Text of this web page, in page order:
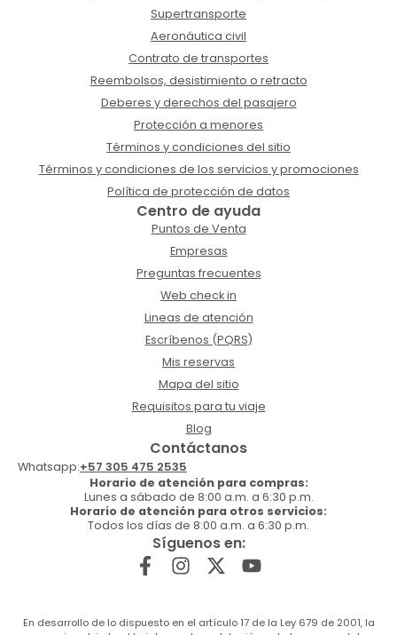
Supertransporte
Aeronáutica civil
Contrato de transportes
Reembolsos, desistimiento o retracto
Deberes y derechos del pasajero
Protección a menores
Términos y condiciones del sitio
Términos y condiciones de los servicios y promociones
Política de protección de datos
Centro de ayuda
Puntos de Venta
Empresas
Preguntas frecuentes
Web check in
Lineas de atención
Escríbenos (PQRS)
Mis reservas
Mapa del sitio
Requisitos para tu viaje
Blog
Contáctanos
Whatsapp:+57 305 475 2535
Horario de atención para compras:
Lunes a sábado de 8:00 a.m. a 6:30 p.m.
Horario de atención para otros servicios:
Todos los días de 8:00 a.m. a 6:30 p.m.
Síguenos en:
En desarrollo de lo dispuesto en el artículo 17 de la Ley 679 de 2001, la